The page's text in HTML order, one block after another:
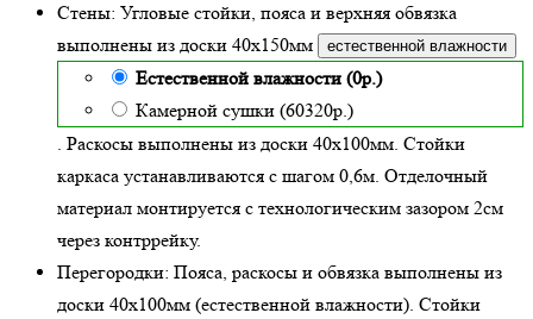
Стены: Угловые стойки, пояса и верхняя обвязка
выполнены из доски 40х150мм естественной влажности
Естественной влажности (0р.)
Камерной сушки (60320р.)
. Раскосы выполнены из доски 40х100мм. Стойки
каркаса устанавливаются с шагом 0,6м. Отделочный
материал монтируется с технологическим зазором 2см
через контррейку.
Перегородки: Пояса, раскосы и обвязка выполнены из
доски 40х100мм (естественной влажности). Стойки